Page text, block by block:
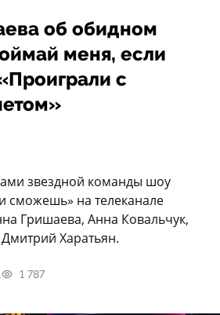
об обидном
меня, если
с
звездной команды шоу
сможешь» на телеканале
Гришаева, Анна Ковальчук,
Харатьян.
1 787